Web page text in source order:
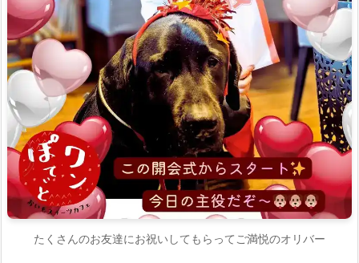
たくさんのお友達にお祝いしてもらってご満悦のオリバー